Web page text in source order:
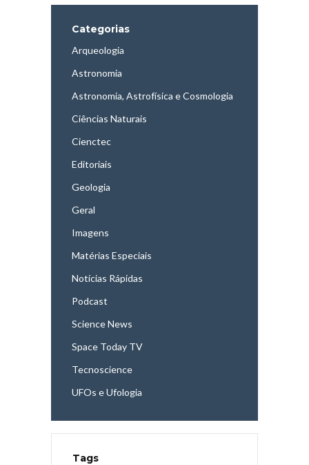
Categorias
Arqueologia
Astronomia
Astronomia, Astrofísica e Cosmologia
Ciências Naturais
Cienctec
Editoriais
Geologia
Geral
Imagens
Matérias Especiais
Notícias Rápidas
Podcast
Science News
Space Today TV
Tecnoscience
UFOs e Ufologia
Tags